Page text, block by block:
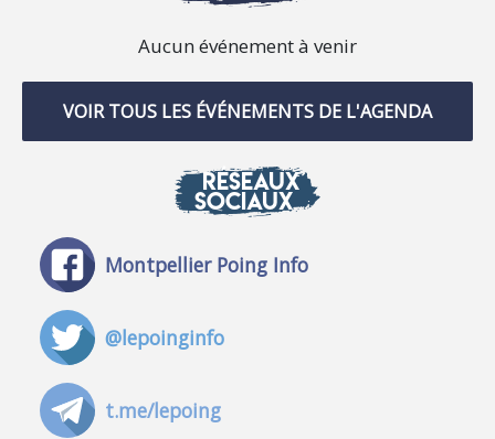
Aucun événement à venir
VOIR TOUS LES ÉVÉNEMENTS DE L'AGENDA
RÉSEAUX
SOCIAUX
Montpellier Poing Info
@lepoinginfo
t.me/lepoing